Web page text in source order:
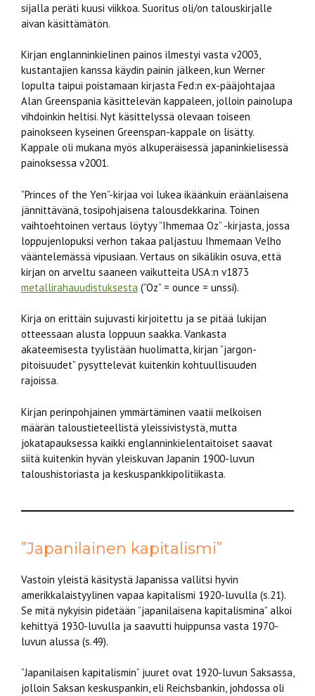
sijalla peräti kuusi viikkoa. Suoritus oli/on talouskirjalle
aivan käsittämätön.
Kirjan englanninkielinen painos ilmestyi vasta v2003,
kustantajien kanssa käydin painin jälkeen, kun Werner
lopulta taipui poistamaan kirjasta Fed:n ex-pääjohtajaa
Alan Greenspania käsittelevän kappaleen, jolloin painolupa
vihdoinkin heltisi. Nyt käsittelyssä olevaan toiseen
painokseen kyseinen Greenspan-kappale on lisätty.
Kappale oli mukana myös alkuperäisessä japaninkielisessä
painoksessa v2001.
”Princes of the Yen”-kirjaa voi lukea ikäänkuin eräänlaisena
jännittävänä, tosipohjaisena talousdekkarina. Toinen
vaihtoehtoinen vertaus löytyy ”Ihmemaa Oz” -kirjasta, jossa
loppujenlopuksi verhon takaa paljastuu Ihmemaan Velho
vääntelemässä vipusiaan. Vertaus on sikälikin osuva, että
kirjan on arveltu saaneen vaikutteita USA:n v1873
metallirahauudistuksesta (”Oz” = ounce = unssi).
Kirja on erittäin sujuvasti kirjoitettu ja se pitää lukijan
otteessaan alusta loppuun saakka. Vankasta
akateemisesta tyylistään huolimatta, kirjan ”jargon-
pitoisuudet” pysyttelevät kuitenkin kohtuullisuuden
rajoissa.
Kirjan perinpohjainen ymmärtäminen vaatii melkoisen
määrän taloustieteellistä yleissivistystä, mutta
jokatapauksessa kaikki englanninkielentaitoiset saavat
siitä kuitenkin hyvän yleiskuvan Japanin 1900-luvun
taloushistoriasta ja keskuspankkipolitiikasta.
”Japanilainen kapitalismi”
Vastoin yleistä käsitystä Japanissa vallitsi hyvin
amerikkalaistyylinen vapaa kapitalismi 1920-luvulla (s.21).
Se mitä nykyisin pidetään ”japanilaisena kapitalismina” alkoi
kehittyä 1930-luvulla ja saavutti huippunsa vasta 1970-
luvun alussa (s.49).
”Japanilaisen kapitalismin” juuret ovat 1920-luvun Saksassa,
jolloin Saksan keskuspankin, eli Reichsbankin, johdossa oli